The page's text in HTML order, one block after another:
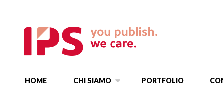
HOME CHI SIAMO PORTFOLIO